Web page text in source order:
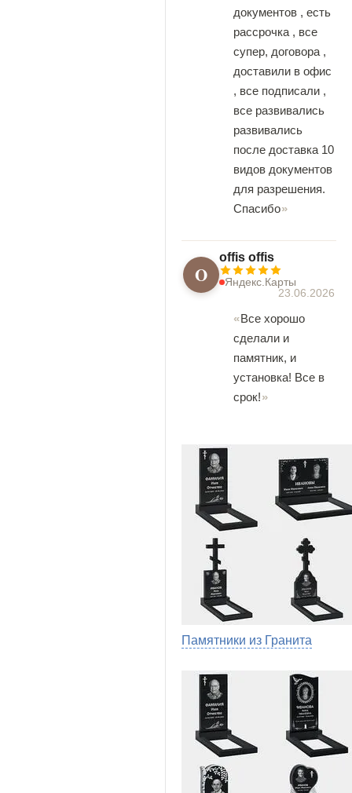
документов , есть
рассрочка , все
супер, договора ,
доставили в офис
, все подписали ,
все развивались
развивались
после доставка 10
видов документов
для разрешения.
Спасибо
O
offis offis
Яндекс.Карты
23.06.2026
Все хорошо
сделали и
памятник, и
установка! Все в
срок!
Памятники из Гранита